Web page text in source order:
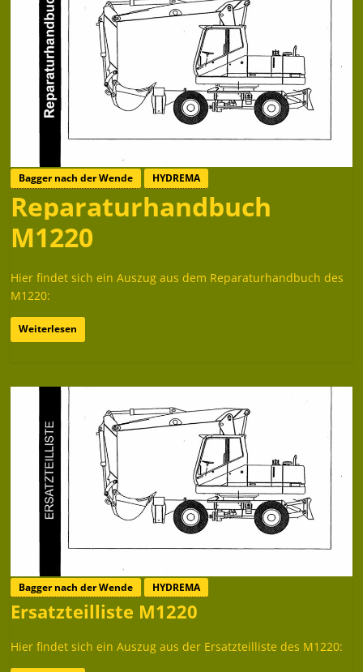
Bagger nach der Wende HYDREMA
Reparaturhandbuch
M1220
Hier findet sich ein Auszug aus dem Reparaturhandbuch des
M1220:
Weiterlesen
Bagger nach der Wende HYDREMA
Ersatzteilliste M1220
Hier findet sich ein Auszug aus der Ersatzteilliste des M1220: